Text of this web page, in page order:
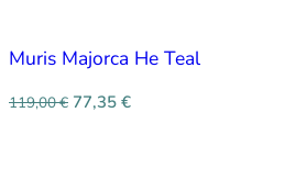
Muris Majorca He Teal
119,00€ 77,35 €